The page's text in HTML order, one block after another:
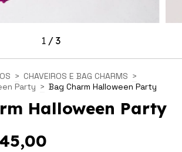
1/ 3
> CHAVEIROS E BAG CHARMS >
Party > Bag Charm Halloween Party
Halloween Party